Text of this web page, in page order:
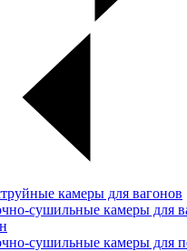
камеры для вагонов
сушильные камеры для
сушильные камеры для